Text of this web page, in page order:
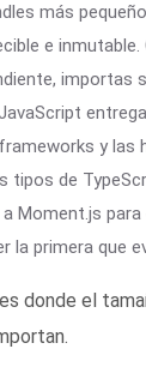
más
e inmutable.
importas
y las
tipos de
Moment.js
la primera que
donde el